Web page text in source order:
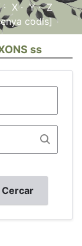
· X·Y·Z
codis]
ss